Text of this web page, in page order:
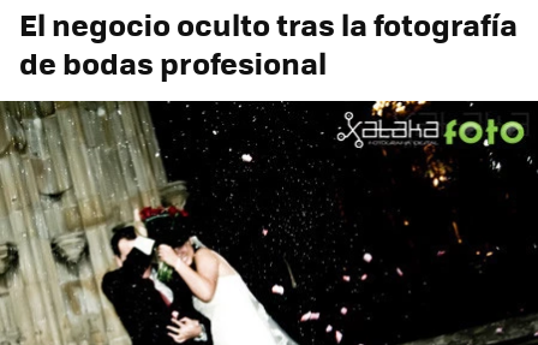
El negocio oculto tras la fotografía
de bodas profesional